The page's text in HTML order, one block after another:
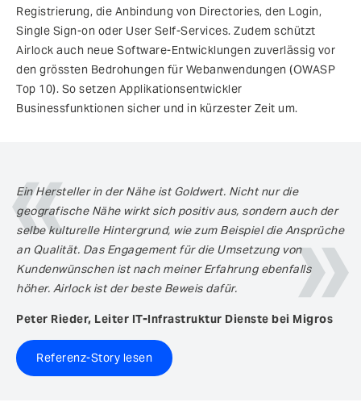
Registrierung, die Anbindung von Directories, den Login,
Single Sign-on oder User Self-Services. Zudem schützt
Airlock auch neue Software-Entwicklungen zuverlässig vor
den grössten Bedrohungen für Webanwendungen (OWASP
Top 10). So setzen Applikationsentwickler
Businessfunktionen sicher und in kürzester Zeit um.
Ein Hersteller in der Nähe ist Goldwert. Nicht nur die
geografische Nähe wirkt sich positiv aus, sondern auch der
selbe kulturelle Hintergrund, wie zum Beispiel die Ansprüche
an Qualität. Das Engagement für die Umsetzung von
Kundenwünschen ist nach meiner Erfahrung ebenfalls
höher. Airlock ist der beste Beweis dafür.
Peter Rieder, Leiter IT-Infrastruktur Dienste bei Migros
Referenz-Story lesen